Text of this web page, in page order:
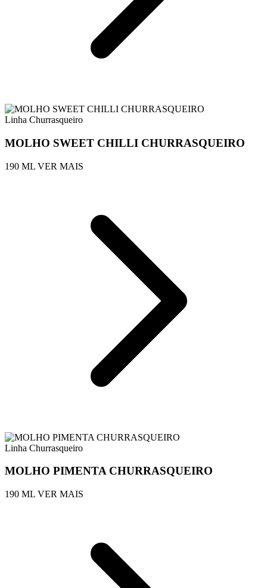
Linha Churrasqueiro
MOLHO SWEET CHILLI CHURRASQUEIRO
190 ML VER MAIS
Linha Churrasqueiro
MOLHO PIMENTA CHURRASQUEIRO
190 ML VER MAIS